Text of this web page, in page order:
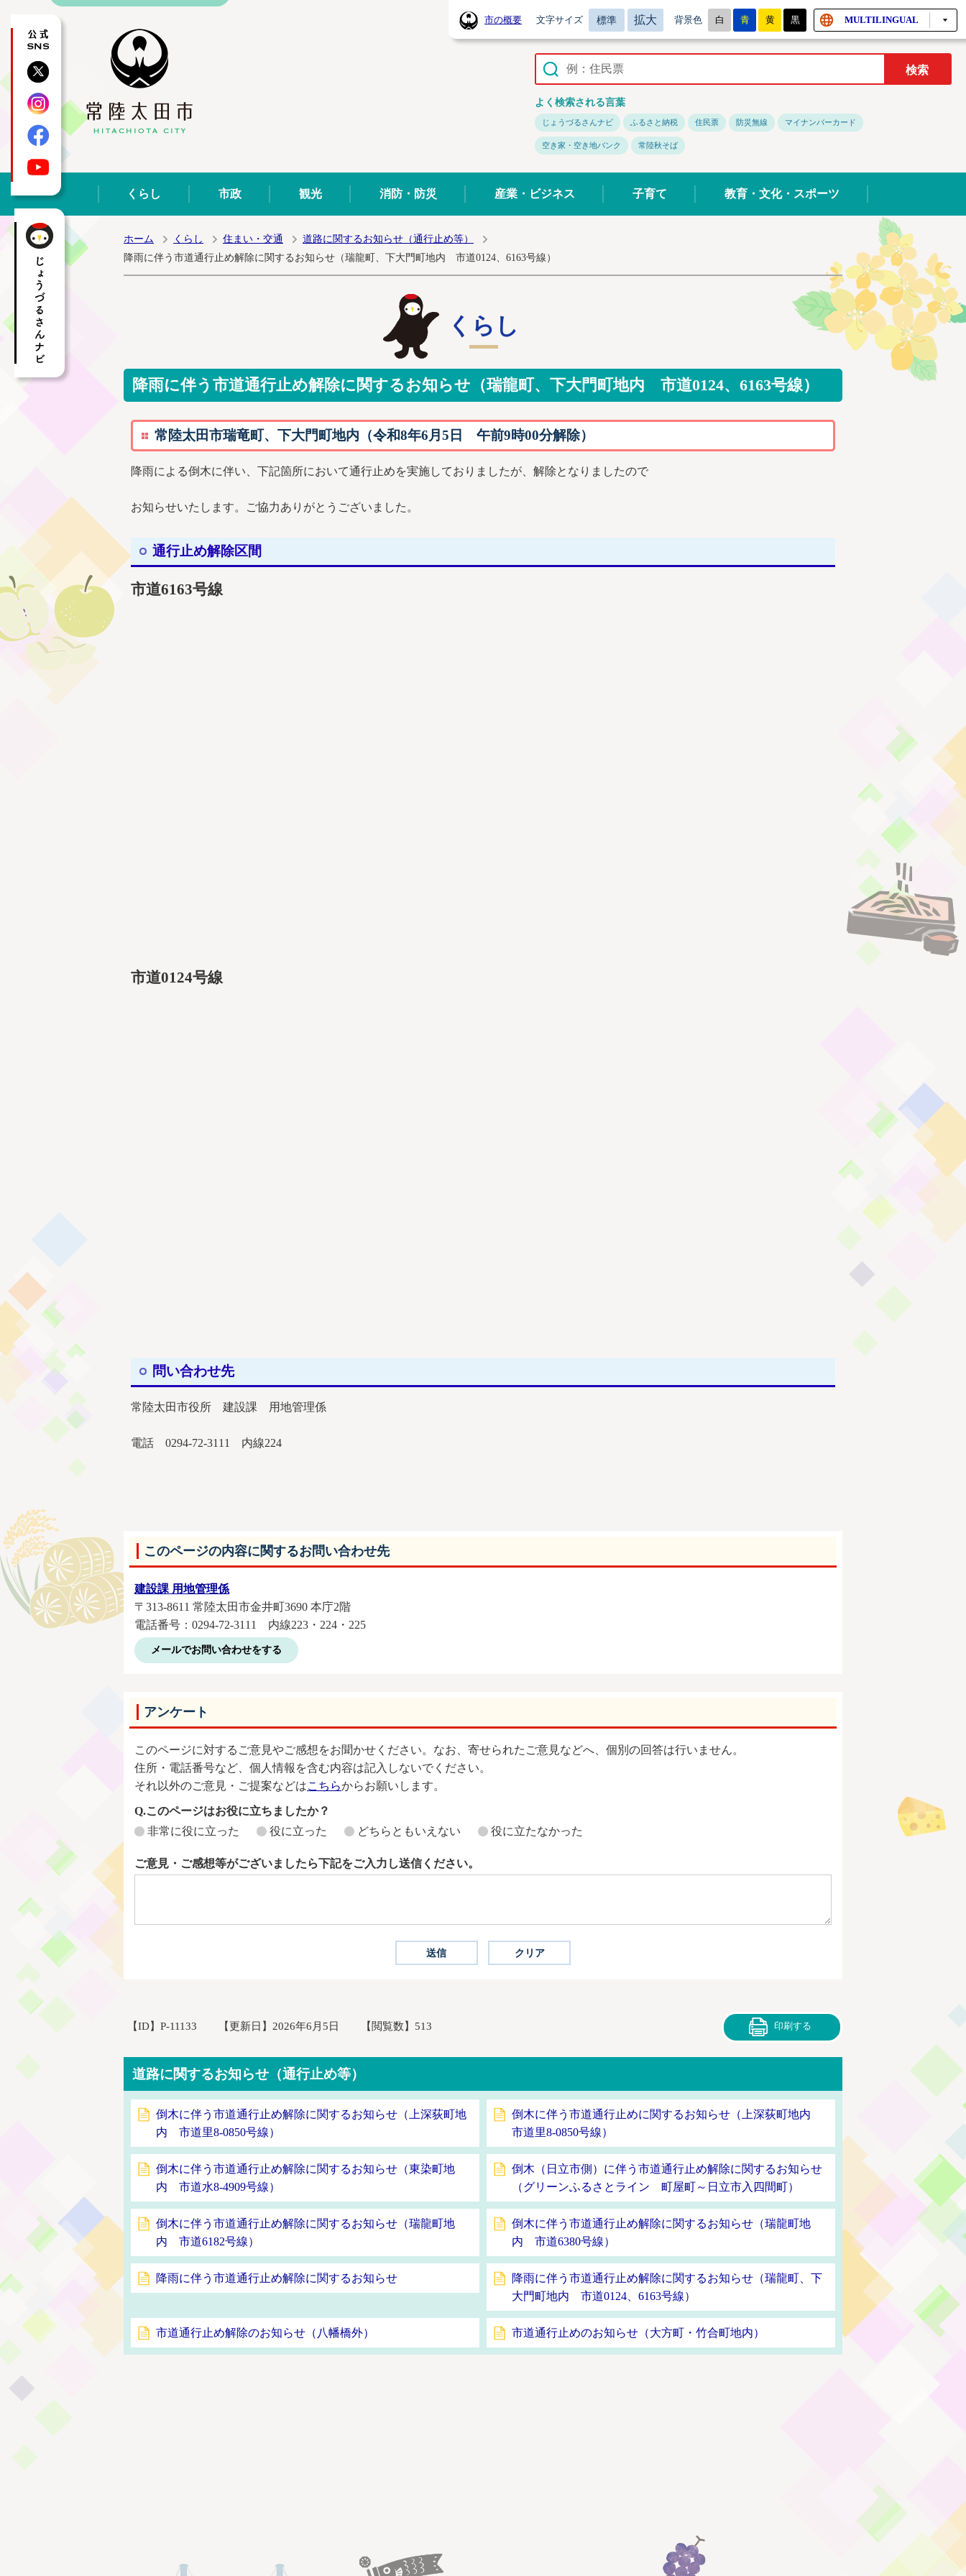
常陸太田市ホームページ
市の概要 文字サイズ 標準 拡大 背景色 白 青 黄 黒 MULTILINGUAL
よく検索される言葉
じょうづるさんナビ ふるさと納税 住民票 防災無線 マイナンバーカード
空き家・空き地バンク 常陸秋そば
公式SNS
X
Instagram
Facebook
YouTube くらし 市政 観光 消防・防災 産業・ビジネス 子育て 教育・文化・スポーツ
ホーム くらし 住まい・交通
道路に関するお知らせ（通行止め等）
降雨に伴う市道通行止め解除に関するお知らせ（瑞龍町、下大門町地内 市道0124、6163号線）
くらし
降雨に伴う市道通行止め解除に関するお知らせ（瑞龍町、下大門町地内 市道0124、6163号線）
常陸太田市瑞竜町、下大門町地内（令和8年6月5日 午前9時00分解除）
降雨による倒木に伴い、下記箇所において通行止めを実施しておりましたが、解除となりましたので
お知らせいたします。ご協力ありがとうございました。
通行止め解除区間
市道6163号線
市道0124号線
問い合わせ先
常陸太田市役所 建設課 用地管理係
電話 0294-72-3111 内線224
このページの内容に関するお問い合わせ先
建設課 用地管理係
〒313-8611 常陸太田市金井町3690 本庁2階
電話番号：0294-72-3111 内線223・224・225
メールでお問い合わせをする
アンケート
このページに対するご意見やご感想をお聞かせください。なお、寄せられたご意見などへ、個別の回答は行いません。
住所・電話番号など、個人情報を含む内容は記入しないでください。
それ以外のご意見・ご提案などはこちらからお願いします。
Q.このページはお役に立ちましたか？
非常に役に立った
役に立った どちらともいえない 役に立たなかった
ご意見・ご感想等がございましたら下記をご入力し送信ください。
【ID】 P-11133 【更新日】 2026年6月5日 【閲覧数】 513 印刷する
道路に関するお知らせ（通行止め等）
倒木に伴う市道通行止め解除に関するお知らせ（上深荻町地
内 市道里8-0850号線）
倒木に伴う市道通行止めに関するお知らせ（上深荻町地内
市道里8-0850号線）
倒木に伴う市道通行止め解除に関するお知らせ（東染町地
内 市道水8-4909号線）
倒木（日立市側）に伴う市道通行止め解除に関するお知らせ
（グリーンふるさとライン 町屋町～日立市入四間町）
倒木に伴う市道通行止め解除に関するお知らせ（瑞龍町地
内 市道6182号線）
倒木に伴う市道通行止め解除に関するお知らせ（瑞龍町地
内 市道6380号線）
降雨に伴う市道通行止め解除に関するお知らせ
降雨に伴う市道通行止め解除に関するお知らせ（瑞龍町、下
大門町地内 市道0124、6163号線）
市道通行止め解除のお知らせ（八幡橋外） 市道通行止めのお知らせ（大方町・竹合町地内）